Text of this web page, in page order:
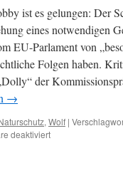
ist es gelungen: Der
eines notwendigen
EU-Parlament von
Folgen haben.
der
→
, Wolf |
deaktiviertfür